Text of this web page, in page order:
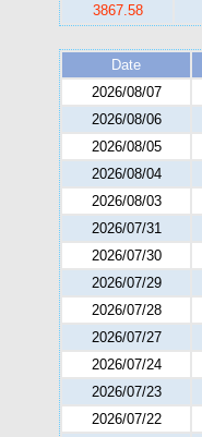
3867.58
Date
2026/08/07
2026/08/06
2026/08/05
2026/08/04
2026/08/03
2026/07/31
2026/07/30
2026/07/29
2026/07/28
2026/07/27
2026/07/24
2026/07/23
2026/07/22